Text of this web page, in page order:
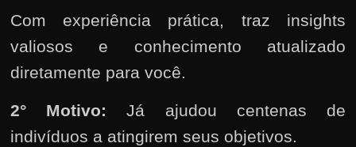
Com experiência prática, traz insights
valiosos e conhecimento atualizado
diretamente para você.
2° Motivo:
Já ajudou centenas de
indivíduos a atingirem seus objetivos.